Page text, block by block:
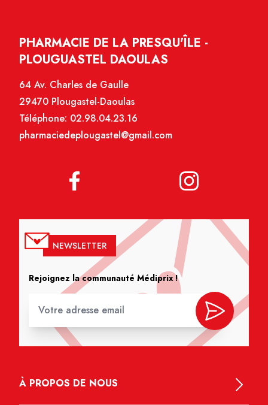
PHARMACIE DE LA PRESQU'ÎLE -
PLOUGUASTEL DAOULAS
64 Av. Charles de Gaulle
29470 Plougastel-Daoulas
Téléphone: 02.98.04.23.16
pharmaciedeplougastel@gmail.com
NEWSLETTER
Rejoignez la communauté Médiprix !
À PROPOS DE NOUS